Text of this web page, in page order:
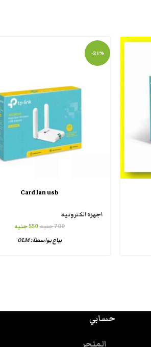
-21%
Card lan usb
اجهزه الكترونيه
700جنيه550جنيه
يباع بواسطة:OLM
حسابي
المتجر